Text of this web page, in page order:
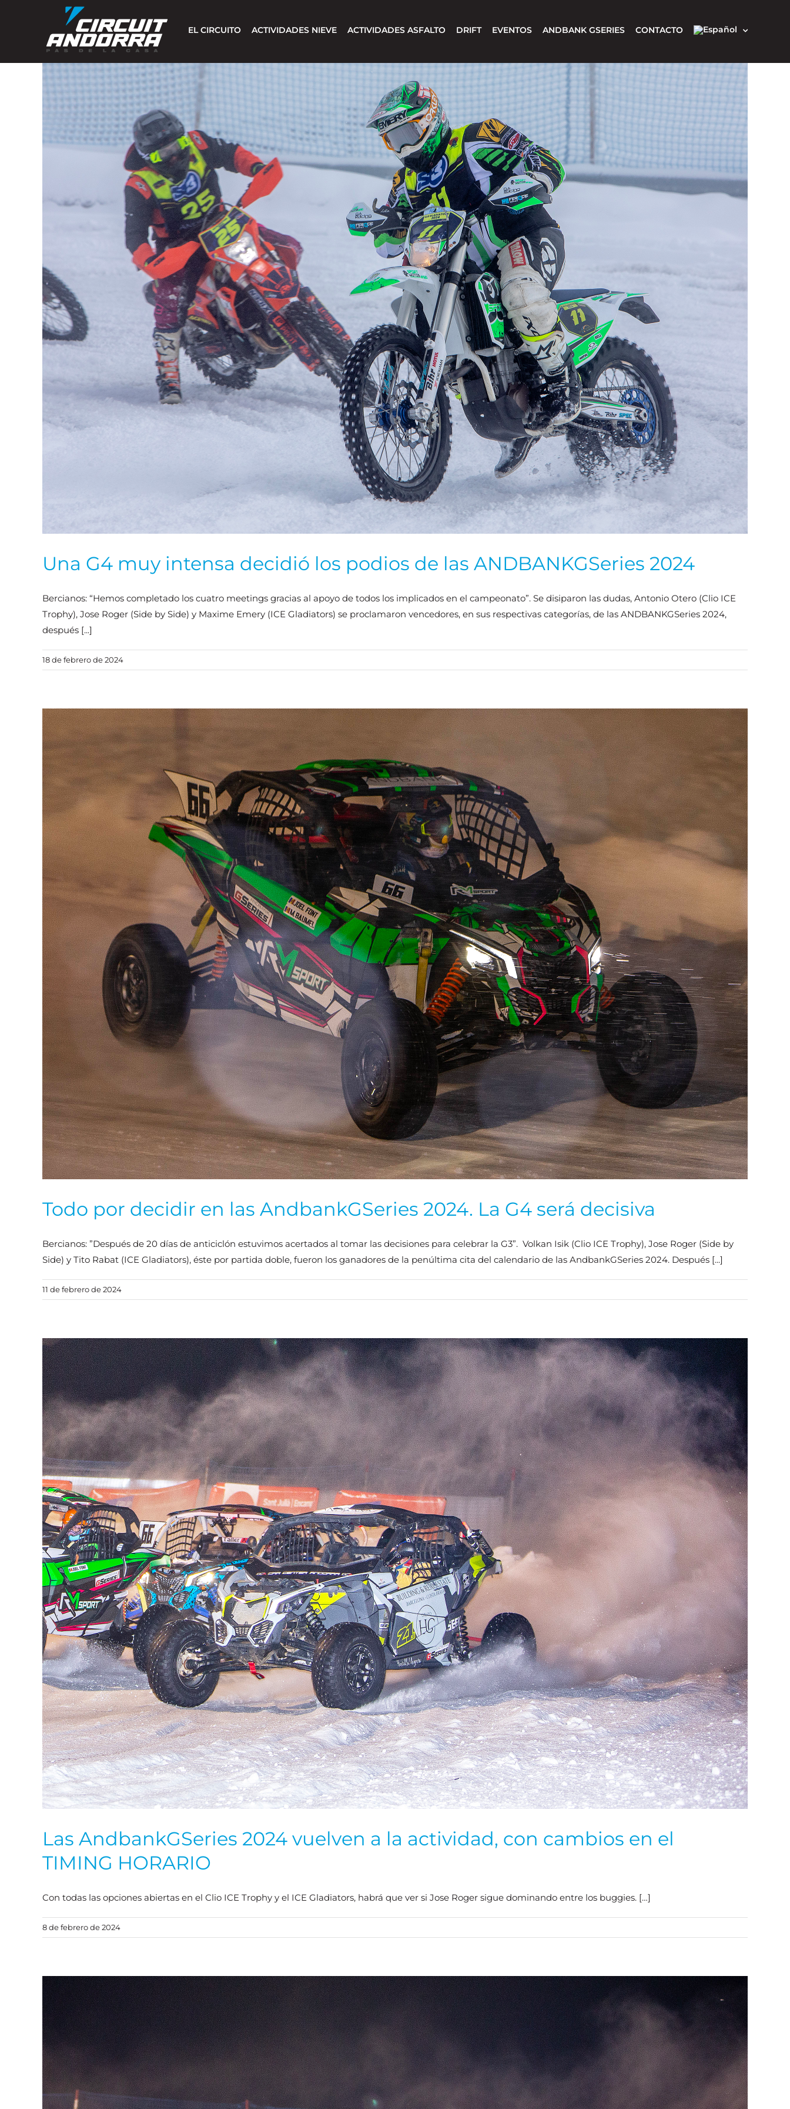
EL CIRCUITO ACTIVIDADES NIEVE ACTIVIDADES ASFALTO DRIFT EVENTOS ANDBANK GSERIES CONTACTO
Una G4 muy intensa decidió los podios de las ANDBANKGSeries 2024
Bercianos: “Hemos completado los cuatro meetings gracias al apoyo de todos los implicados en el campeonato”. Se disiparon las dudas, Antonio Otero (Clio ICE
Trophy), Jose Roger (Side by Side) y Maxime Emery (ICE Gladiators) se proclamaron vencedores, en sus respectivas categorías, de las ANDBANKGSeries 2024,
después [...]
18 de febrero de 2024
Todo por decidir en las AndbankGSeries 2024. La G4 será decisiva
Bercianos: ”Después de 20 días de anticiclón estuvimos acertados al tomar las decisiones para celebrar la G3”. Volkan Isik (Clio ICE Trophy), Jose Roger (Side by
Side) y Tito Rabat (ICE Gladiators), éste por partida doble, fueron los ganadores de la penúltima cita del calendario de las AndbankGSeries 2024. Después [...]
11 de febrero de 2024
Las AndbankGSeries 2024 vuelven a la actividad, con cambios en el
TIMING HORARIO
Con todas las opciones abiertas en el Clio ICE Trophy y el ICE Gladiators, habrá que ver si Jose Roger sigue dominando entre los buggies. […]
8 de febrero de 2024